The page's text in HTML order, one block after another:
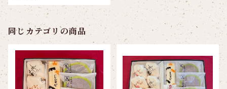
同じカテゴリの商品